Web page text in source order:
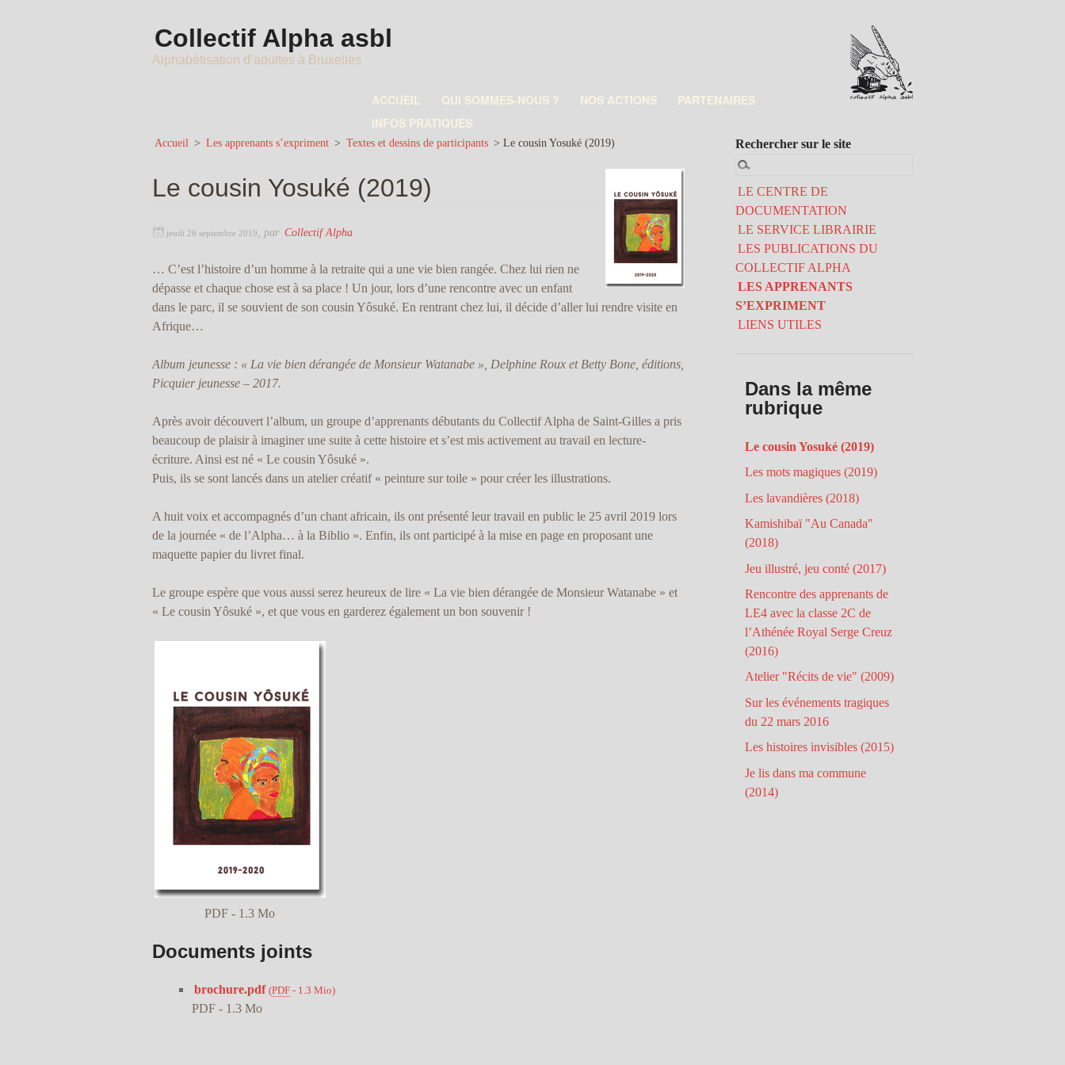
Collectif Alpha asbl
Alphabétisation d’adultes à Bruxelles
ACCUEIL QUI SOMMES-NOUS ? NOS ACTIONS
PARTENAIRES
INFOS PRATIQUES
Accueil > Les apprenants s’expriment > Textes et dessins de participants > Le cousin Yosuké (2019)
Le cousin Yosuké (2019)
jeudi 26 septembre 2019 par Collectif Alpha
… C’est l’histoire d’un homme à la retraite qui a une vie bien rangée. Chez lui rien ne
dépasse et chaque chose est à sa place ! Un jour, lors d’une rencontre avec un enfant
dans le parc, il se souvient de son cousin Yôsuké. En rentrant chez lui, il décide d’aller lui rendre visite en
Afrique…
Album jeunesse : « La vie bien dérangée de Monsieur Watanabe », Delphine Roux et Betty Bone, éditions,
Picquier jeunesse – 2017.
Après avoir découvert l’album, un groupe d’apprenants débutants du Collectif Alpha de Saint-Gilles a pris
beaucoup de plaisir à imaginer une suite à cette histoire et s’est mis activement au travail en lecture-
écriture. Ainsi est né « Le cousin Yôsuké ».
Puis, ils se sont lancés dans un atelier créatif « peinture sur toile » pour créer les illustrations.
A huit voix et accompagnés d’un chant africain, ils ont présenté leur travail en public le 25 avril 2019 lors
de la journée « de l’Alpha… à la Biblio ». Enfin, ils ont participé à la mise en page en proposant une
maquette papier du livret final.
Le groupe espère que vous aussi serez heureux de lire « La vie bien dérangée de Monsieur Watanabe » et
« Le cousin Yôsuké », et que vous en garderez également un bon souvenir !
PDF - 1.3 Mo
Documents joints
brochure.pdf (PDF - 1.3 Mio)
PDF - 1.3 Mo
LE CENTRE DE
DOCUMENTATION
LE SERVICE LIBRAIRIE
LES PUBLICATIONS DU
COLLECTIF ALPHA
LES APPRENANTS
S’EXPRIMENT
LIENS UTILES
Rechercher sur le site
Dans la même
rubrique
Le cousin Yosuké (2019)
Les mots magiques (2019)
Les lavandières (2018)
Kamishibaï "Au Canada"
(2018)
Jeu illustré, jeu conté (2017)
Rencontre des apprenants de
LE4 avec la classe 2C de
l’Athénée Royal Serge Creuz
(2016)
Atelier "Récits de vie" (2009)
Sur les événements tragiques
du 22 mars 2016
Les histoires invisibles (2015)
Je lis dans ma commune
(2014)